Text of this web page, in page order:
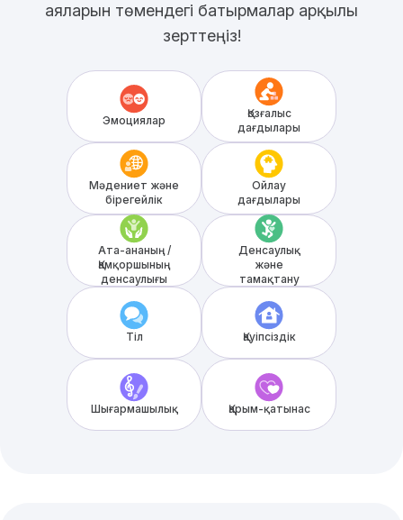
аяларын төмендегі батырмалар арқылы
зерттеңіз!
Эмоциялар
Қозғалыс
дағдылары
Мәдениет және
бірегейлік
Ойлау
дағдылары
Ата-ананың /
Қамқоршының
денсаулығы
Денсаулық
және
тамақтану
Тіл Қауіпсіздік
Шығармашылық Қарым-қатынас